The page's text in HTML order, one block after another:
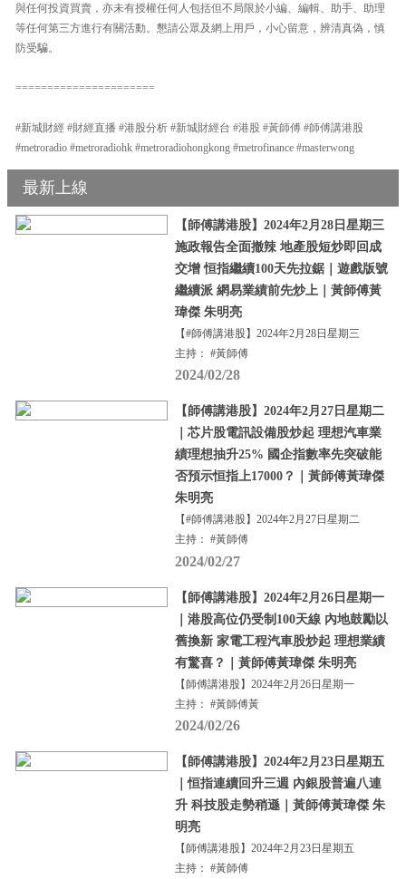
與任何投資買賣，亦未有授權任何人包括但不局限於小編、編輯、助手、助理
等任何第三方進行有關活動。懇請公眾及網上用戶，小心留意，辨清真偽，慎
防受騙。
======================
#新城財經 #財經直播 #港股分析 #新城財經台 #港股 #黃師傅 #師傅講港股
#metroradio #metroradiohk #metroradiohongkong #metrofinance #masterwong
最新上線
【師傅講港股】2024年2月28日星期三
施政報告全面撤辣 地產股短炒即回成
交增 恒指繼續100天先拉鋸｜遊戲版號
繼續派 網易業績前先炒上｜黃師傅黃
瑋傑 朱明亮
【#師傅講港股】2024年2月28日星期三
主持： #黃師傅
2024/02/28
【師傅講港股】2024年2月27日星期二
｜芯片股電訊設備股炒起 理想汽車業
績理想抽升25% 國企指數率先突破能
否預示恒指上17000？｜黃師傅黃瑋傑
朱明亮
【#師傅講港股】2024年2月27日星期二
主持： #黃師傅
2024/02/27
【師傅講港股】2024年2月26日星期一
｜港股高位仍受制100天線 內地鼓勵以
舊換新 家電工程汽車股炒起 理想業績
有驚喜？｜黃師傅黃瑋傑 朱明亮
【師傅講港股】2024年2月26日星期一
主持： #黃師傅黃
2024/02/26
【師傅講港股】2024年2月23日星期五
｜恒指連續回升三週 內銀股普遍八連
升 科技股走勢稍遜｜黃師傅黃瑋傑 朱
明亮
【師傅講港股】2024年2月23日星期五
主持： #黃師傅